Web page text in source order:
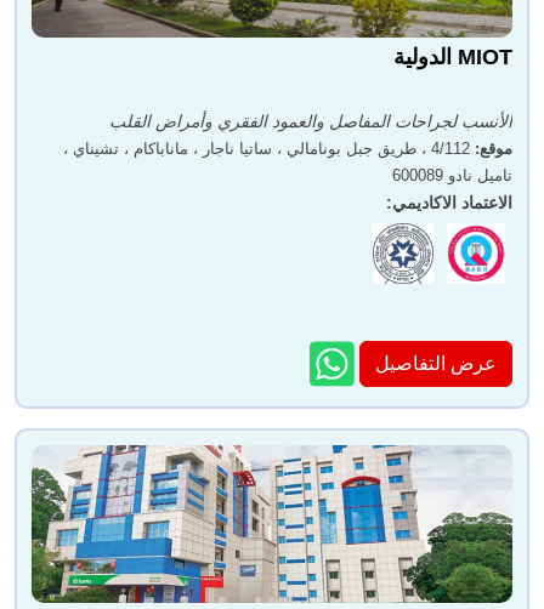
MIOT الدولية
الأنسب لجراحات المفاصل والعمود الفقري وأمراض القلب
موقع:
4/112 ، طريق جبل بونامالي ، ساتيا ناجار ، ماناباكام ، تشيناي ،
تاميل نادو 600089
الاعتماد الاكاديمي:
عرض التفاصيل